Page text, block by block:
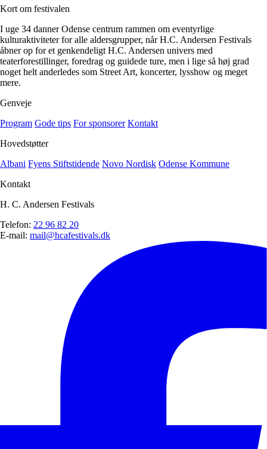
Kort om festivalen
I uge 34 danner Odense centrum rammen om eventyrlige
kulturaktiviteter for alle aldersgrupper, når H.C. Andersen Festivals
åbner op for et genkendeligt H.C. Andersen univers med
teaterforestillinger, foredrag og guidede ture, men i lige så høj grad
noget helt anderledes som Street Art, koncerter, lysshow og meget
mere.
Genveje
Program Gode tips For sponsorer Kontakt
Hovedstøtter
Albani Fyens Stiftstidende Novo Nordisk Odense Kommune
Kontakt
H. C. Andersen Festivals
Telefon: 22 96 82 20
E-mail: mail@hcafestivals.dk